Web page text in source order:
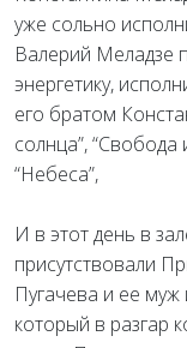
уже сольно
Валерий Меладзе
энергетику,
его братом
солнца”, “Свобода
“Небеса”,
И в этот день в
присутствовали
Пугачева и ее
который в разгар